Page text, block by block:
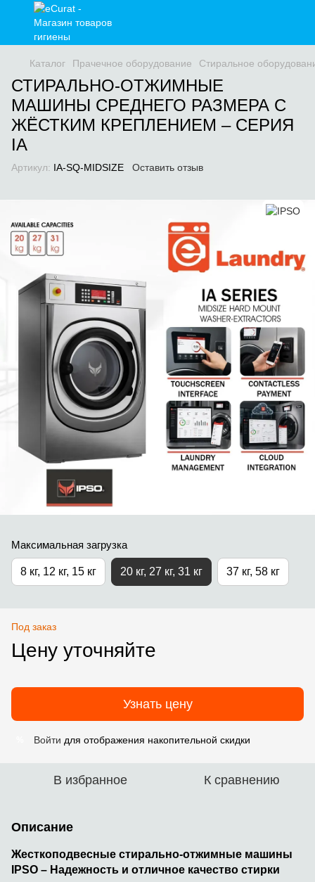
Каталог Прачечное оборудование Стиральное
СТИРАЛЬНО-ОТЖИМНЫЕ
МАШИНЫ СРЕДНЕГО РАЗМЕРА С
ЖЁСТКИМ КРЕПЛЕНИЕМ – СЕРИЯ
IA
Артикул: IA-SQ-MIDSIZE Оставить отзыв
Максимальная загрузка
8 кг, 12 кг, 15 кг 20 кг, 27 кг, 31 кг 37 кг, 58 кг
Под заказ
Цену уточняйте
Узнать цену
Войти для отображения накопительной скидки
В избранное К сравнению
Описание
Жесткоподвесные стирально-отжимные машины
IPSO – Надежность и отличное качество стирки